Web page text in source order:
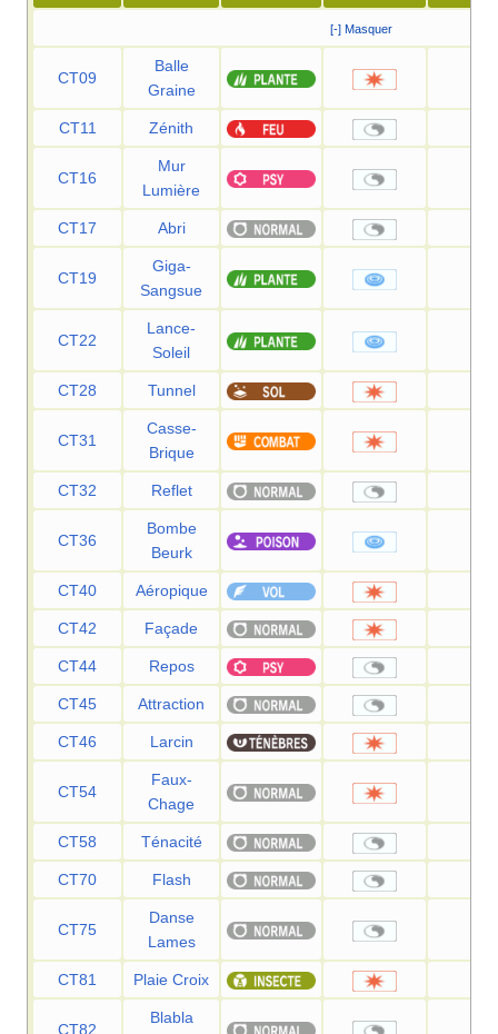
[-] Masquer
CT09
Balle
Graine
CT11 Zénith
CT16
Mur
Lumière
CT17 Abri
CT19
Giga-
Sangsue
CT22
Lance-
Soleil
CT28 Tunnel
CT31
Casse-
Brique
CT32 Reflet
CT36
Bombe
Beurk
CT40 Aéropique
CT42 Façade
CT44 Repos
CT45 Attraction
CT46 Larcin
CT54
Faux-
Chage
CT58 Ténacité
CT70 Flash
CT75
Danse
Lames
CT81 Plaie Croix
CT82
Blabla